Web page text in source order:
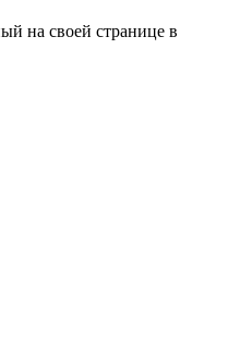
на своей странице в